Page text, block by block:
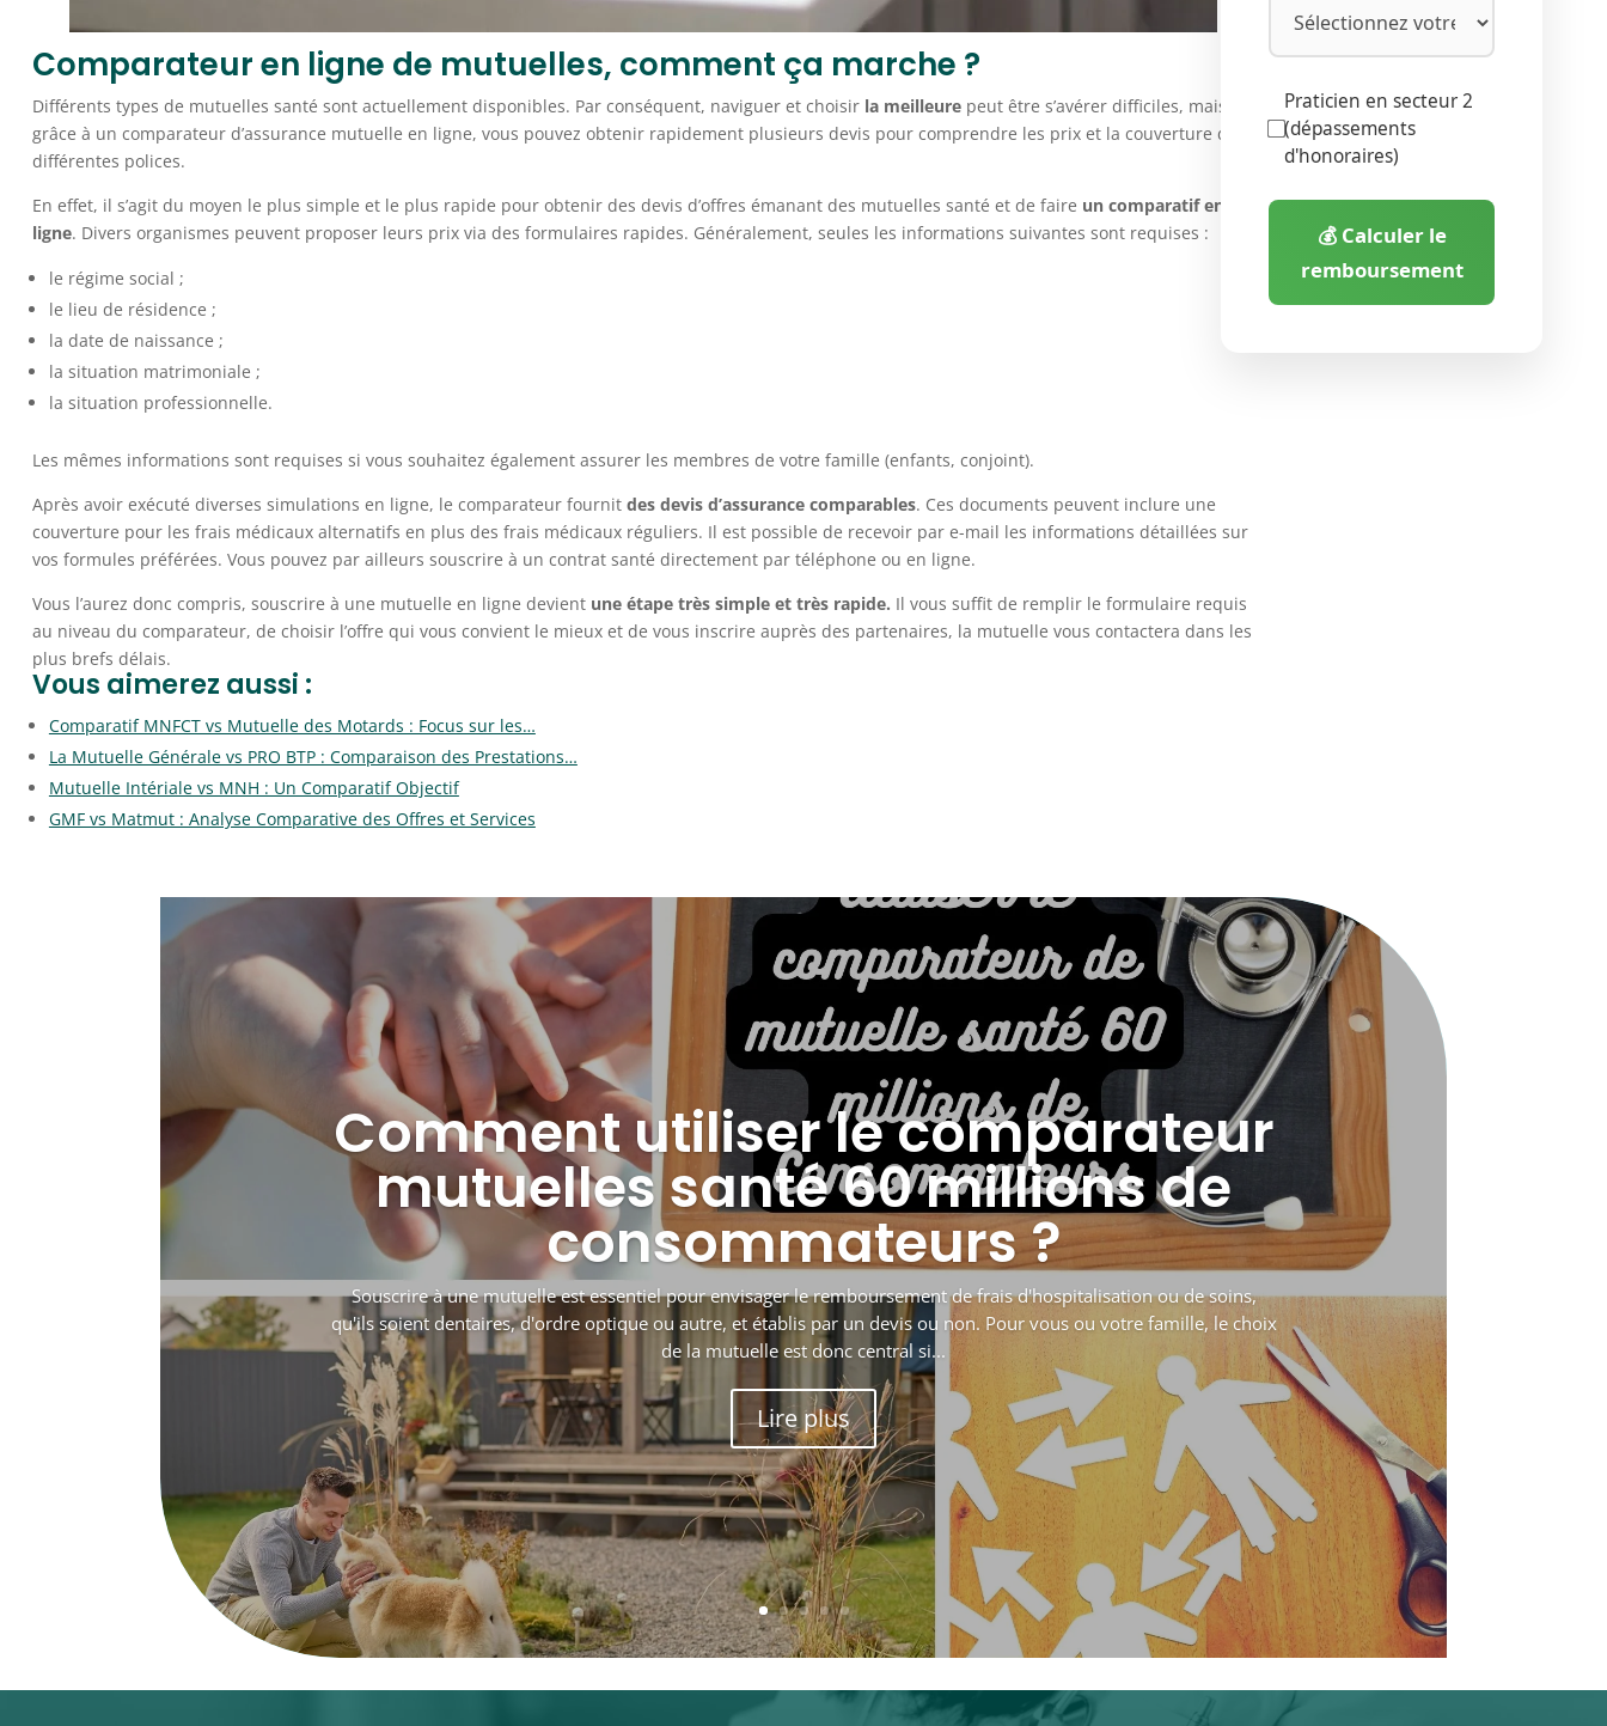
Comparateur en ligne de mutuelles, comment ça marche ?
Différents types de mutuelles santé sont actuellement disponibles. Par conséquent, naviguer et choisir la meilleurepeut être s’avérer difficiles, mais
grâce à un comparateur d’assurance mutuelle en ligne, vous pouvez obtenir rapidement plusieurs devis pour comprendre les prix et la couverture des
différentes polices.
En effet, il s’agit du moyen le plus simple et le plus rapide pour obtenir des devis d’offres émanant des mutuelles santé et de faire un comparatif en
ligne. Divers organismes peuvent proposer leurs prix via des formulaires rapides. Généralement, seules les informations suivantes sont requises :
le régime social ;
le lieu de résidence ;
la date de naissance ;
la situation matrimoniale ;
la situation professionnelle.
Les mêmes informations sont requises si vous souhaitez également assurer les membres de votre famille (enfants, conjoint).
Après avoir exécuté diverses simulations en ligne, le comparateur fournitdes devis d’assurance comparables. Ces documents peuvent inclure une
couverture pour les frais médicaux alternatifs en plus des frais médicaux réguliers. Il est possible de recevoir par e-mail les informations détaillées sur
vos formules préférées. Vous pouvez par ailleurs souscrire à un contrat santé directement par téléphone ou en ligne.
Vous l’aurez donc compris, souscrire à une mutuelle en ligne devientune étape très simple et très rapide. Il vous suffit de remplir le formulaire requis
au niveau du comparateur, de choisir l’offre qui vous convient le mieux et de vous inscrire auprès des partenaires, la mutuelle vous contactera dans les
plus brefs délais.
Vous aimerez aussi :
Comparatif MNFCT vs Mutuelle des Motards : Focus sur les…
La Mutuelle Générale vs PRO BTP : Comparaison des Prestations…
Mutuelle Intériale vs MNH : Un Comparatif Objectif
GMF vs Matmut : Analyse Comparative des Offres et Services
Praticien en secteur 2
(dépassements
d'honoraires)
💰 Calculer le
remboursement
Comment utiliser le comparateur
mutuelles santé 60 millions de
consommateurs ?
Souscrire à une mutuelle est essentiel pour envisager le remboursement de frais d'hospitalisation ou de soins,
qu'ils soient dentaires, d'ordre optique ou autre, et établis par un devis ou non. Pour vous ou votre famille, le choix
de la mutuelle est donc central si...
Lire plus